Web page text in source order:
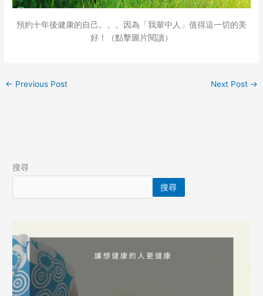
預約十年後健康的自己。。。因為「我輩中人」值得這一切的美
好！（點擊圖片閱讀）
← Previous Post Next Post →
搜尋
搜尋